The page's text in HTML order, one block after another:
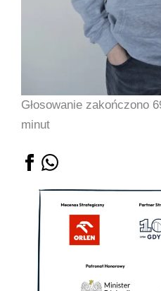
Głosowanie zakończono
minut